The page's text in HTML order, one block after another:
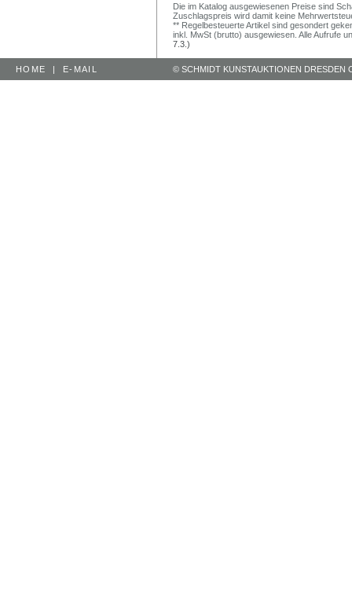
Die im Katalog ausgewiesenen Preise sind
Zuschlagspreis wird damit keine
** Regelbesteuerte Artikel sind gesondert
inkl. MwSt (brutto) ausgewiesen. Alle Aufrufe
7.3.)
HOME | E-MAIL © SCHMIDT KUNSTAUKTIONEN DRESDEN